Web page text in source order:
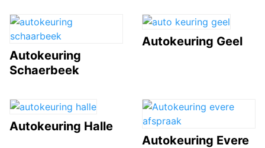
Autokeuring
Schaerbeek
Autokeuring Geel
Autokeuring Halle
Autokeuring Evere